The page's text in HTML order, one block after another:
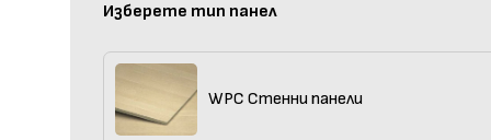
Изберете тип панел
WPC Стенни панели